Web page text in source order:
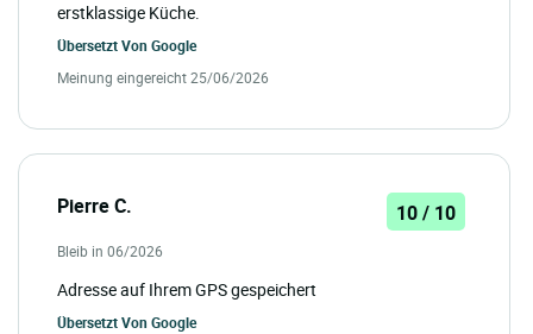
erstklassige Küche.
Übersetzt Von Google
Meinung eingereicht 25/06/2026
Pierre C. 10 / 10
Bleib in 06/2026
Adresse auf Ihrem GPS gespeichert
Übersetzt Von Google